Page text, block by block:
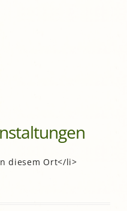
diesem Ort</li>